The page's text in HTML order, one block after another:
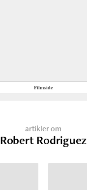
Filmside
artikler om
Robert Rodriguez